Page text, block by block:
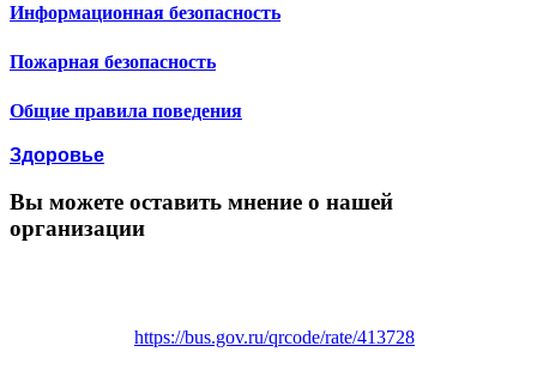
Информационная безопасность
Пожарная безопасность
Общие правила поведения
Здоровье
Вы можете оставить мнение о нашей
организации
https://bus.gov.ru/qrcode/rate/413728